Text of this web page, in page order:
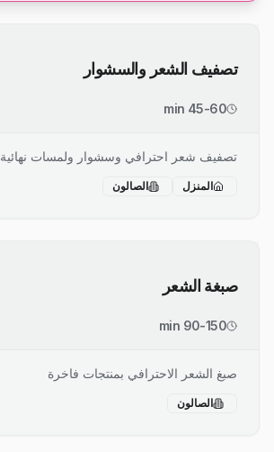
تصفيف الشعر والسشوار
45-60 min
تصفيف شعر احترافي وسشوار ولمسات نهائية
المنزل الصالون
صبغة الشعر
90-150 min
صبغ الشعر الاحترافي بمنتجات فاخرة
الصالون